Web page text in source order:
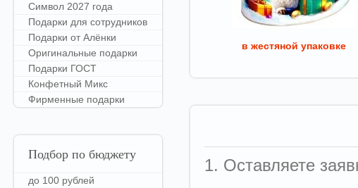
в жестяной упаковке
1. Оставляете
Символ 2027 года
Подарки для сотрудников
Подарки от Алёнки
Оригинальные подарки
Подарки ГОСТ
Конфетный Микс
Фирменные подарки
Подбор по бюджету
до 100 рублей